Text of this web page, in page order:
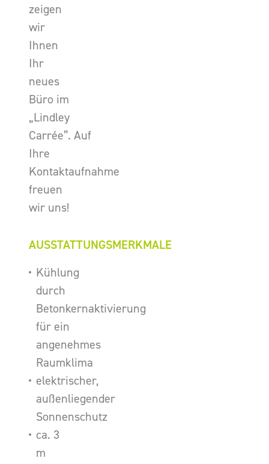
zeigen
wir
Ihnen
Ihr
neues
Büro im
„Lindley
Carrée”. Auf
Ihre
Kontaktaufnahme
freuen
wir uns!
AUSSTATTUNGSMERKMALE
Kühlung
durch
Betonkernaktivierung
für ein
angenehmes
Raumklima
elektrischer,
außenliegender
Sonnenschutz
ca. 3
m